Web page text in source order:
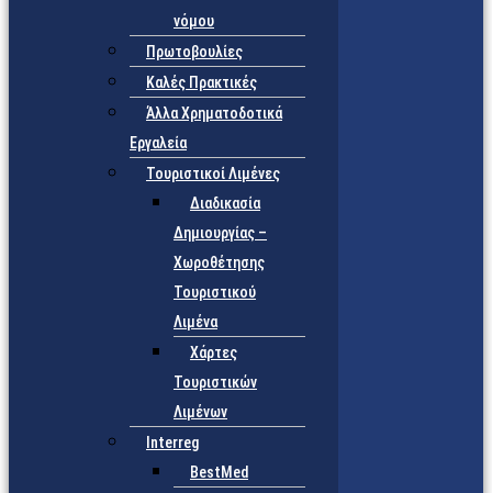
νόμου
Πρωτοβουλίες
Καλές Πρακτικές
Άλλα Χρηματοδοτικά
Εργαλεία
Τουριστικοί Λιμένες
Διαδικασία
Δημιουργίας –
Χωροθέτησης
Τουριστικού
Λιμένα
Χάρτες
Τουριστικών
Λιμένων
Interreg
BestMed